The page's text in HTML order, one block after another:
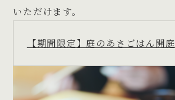
いただけます。
【期間限定】庭のあさごはん開庭